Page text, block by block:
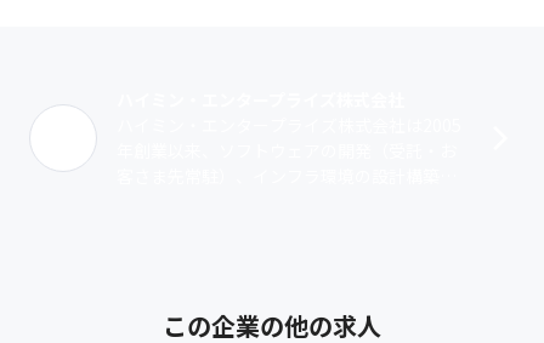
この企業の他の求人